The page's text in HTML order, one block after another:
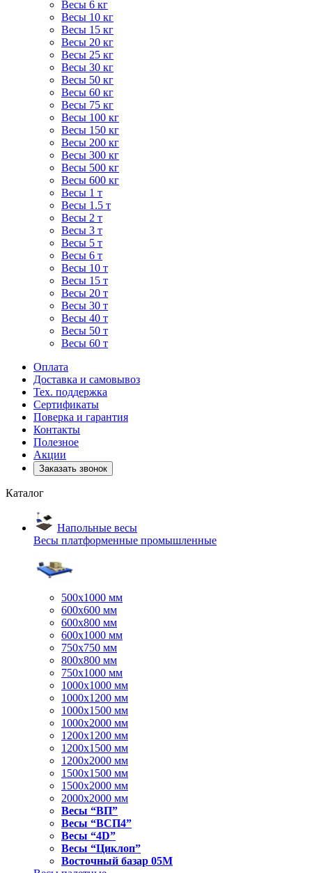
Весы 6 кг
Весы 10 кг
Весы 15 кг
Весы 20 кг
Весы 25 кг
Весы 30 кг
Весы 50 кг
Весы 60 кг
Весы 75 кг
Весы 100 кг
Весы 150 кг
Весы 200 кг
Весы 300 кг
Весы 500 кг
Весы 600 кг
Весы 1 т
Весы 1.5 т
Весы 2 т
Весы 3 т
Весы 5 т
Весы 6 т
Весы 10 т
Весы 15 т
Весы 20 т
Весы 30 т
Весы 40 т
Весы 50 т
Весы 60 т
Оплата
Доставка и самовывоз
Тех. поддержка
Сертификаты
Поверка и гарантия
Контакты
Полезное
Акции
Заказать звонок
Каталог
Напольные весы
Весы платформенные промышленные
500x1000 мм
600x600 мм
600x800 мм
600x1000 мм
750x750 мм
800x800 мм
750x1000 мм
1000x1000 мм
1000x1200 мм
1000x1500 мм
1000x2000 мм
1200x1200 мм
1200x1500 мм
1200x2000 мм
1500x1500 мм
1500x2000 мм
2000x2000 мм
Весы “ВП”
Весы “ВСП4”
Весы “4D”
Весы “Циклоп”
Восточный базар 05M